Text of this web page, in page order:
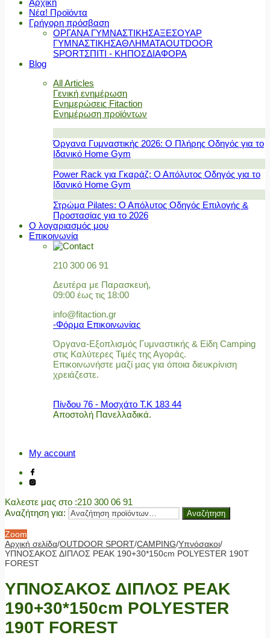
Αρχική
Νέα! Προϊόντα
Γρήγορη πρόσβαση
ΟΡΓΑΝΑ ΓΥΜΝΑΣΤΙΚΗΣΑΞΕΣΟΥΑΡ
ΓΥΜΝΑΣΤΙΚΗΣΑΘΛΗΜΑΤΑOUTDOOR
SPORTΣΠΙΤΙ - ΚΗΠΟΣΔΙΑΦΟΡΑ
Blog
All Articles
Γενική ενημέρωση
Ενημερώσεις Fitaction
Ενημέρωση προϊόντων
Όργανα Γυμναστικής 2026: Ο Πλήρης Οδηγός για το
Ιδανικό Home Gym
Power Rack για Γκαράζ: Ο Απόλυτος Οδηγός για το
Ιδανικό Home Gym
Στρώμα Pilates: Ο Απόλυτος Οδηγός Επιλογής &
Προστασίας για το 2026
Ο λογαριασμός μου
Επικοινωνία
210 300 06 91
Δευτέρα με Παρασκευή,
09:00 έως τις 18:00
info@fitaction.gr
-Φόρμα Επικοινωνίας
Όργανα-Εξοπλισμός Γυμναστικής & Είδη Camping
στις Καλύτερες Τιμές της Αγοράς.
Επικοινωνήστε μαζί μας για όποια διευκρίνιση
χρειάζεστε.
Πίνδου 76 - Μοσχάτο Τ.Κ 183 44
Αποστολή Πανελλαδικά.
My account
Καλεστε μας στο :210 300 06 91
Αναζήτηση για:
Αναζήτηση
Zoom
Αρχική σελίδα/OUTDOOR SPORT/CAMPING/Υπνόσακοι/
ΥΠΝΟΣΑΚΟΣ ΔΙΠΛΟΣ PEAK 190+30*150cm POLYESTER 190T
FOREST
ΥΠΝΟΣΑΚΟΣ ΔΙΠΛΟΣ PEAK
190+30*150cm POLYESTER
190T FOREST